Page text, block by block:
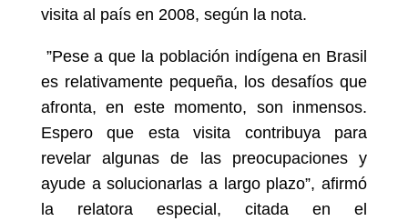
visita al país en 2008, según la nota.
”Pese a que la población indígena en Brasil
es relativamente pequeña, los desafíos que
afronta, en este momento, son inmensos.
Espero que esta visita contribuya para
revelar algunas de las preocupaciones y
ayude a solucionarlas a largo plazo”, afirmó
la relatora especial, citada en el